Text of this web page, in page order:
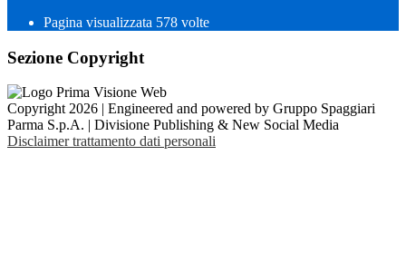
Pagina visualizzata 578 volte
Sezione Copyright
Copyright 2026 | Engineered and powered by Gruppo Spaggiari
Parma S.p.A. | Divisione Publishing & New Social Media
Disclaimer trattamento dati personali